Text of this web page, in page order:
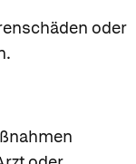
oder